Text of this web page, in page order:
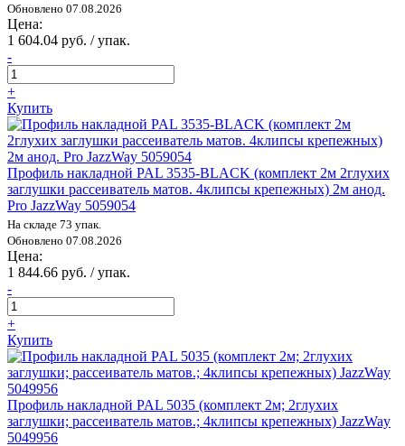
Обновлено 07.08.2026
Цена:
1 604.04 руб. / упак.
-
+
Купить
Профиль накладной PAL 3535-BLACK (комплект 2м 2глухих
заглушки рассеиватель матов. 4клипсы крепежных) 2м анод.
Pro JazzWay 5059054
На складе 73 упак.
Обновлено 07.08.2026
Цена:
1 844.66 руб. / упак.
-
+
Купить
Профиль накладной PAL 5035 (комплект 2м; 2глухих
заглушки; рассеиватель матов.; 4клипсы крепежных) JazzWay
5049956